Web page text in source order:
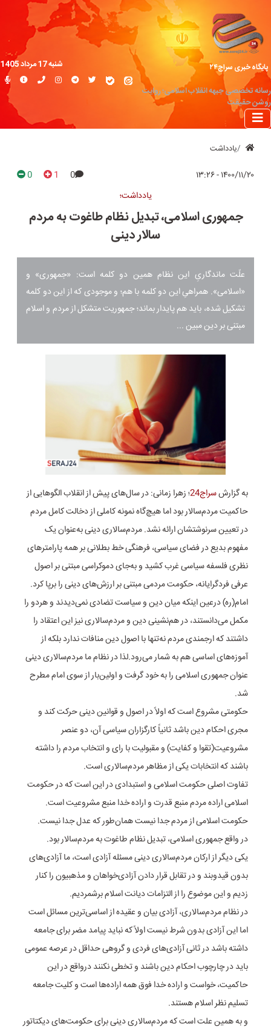
پایگاه خبری سراج۲۴
رسانه تخصصی جبهه انقلاب اسلامی؛ روایت
روشن حقیقت
شنبه 17 مرداد 1405
یادداشت
۱۴۰۰/۱۱/۲۰ - ۱۳:۲۶ 0
1
0
یادداشت؛
جمهوری اسلامی، تبدیل نظام طاغوت به مردم‌
سالار دینی
علّت ماندگاریِ این نظام همین دو کلمه است: «جمهوری» و
«اسلامی». همراهیِ این دو کلمه با هم؛ و موجودی که از این دو کلمه
تشکیل شده، باید هم پایدار بماند؛ جمهوریت متشکل از مردم و اسلام
مبتنی بر دین مبین ...
به گزارشسراج24
؛ زهرا زمانی: در سال‌های پیش‌ از انقلاب الگوهایی از
حاکمیت مردم‌سالار بود اما هیچ‌گاه نمونه کاملی از دخالت کامل مردم
در تعیین سرنوشتشان ارائه نشد. مردم‌سالاری دینی به‌عنوان یک
مفهوم بدیع در فضای سیاسی، فرهنگی خط بطلانی بر همه پارامترهای
نظری فلسفه سیاسی غرب کشید و به‌جای دموکراسی مبتنی بر اصول
عرفی فردگرایانه، حکومت مردمی مبتنی بر ارزش‌های دینی را برپا کرد.
امام(ره) درعین اینکه میان دین و سیاست تضادی نمی‌دیدند و هردو را
مکمل می‌دانستند، در هم‌نشینی دین و مردم‌سالاری نیز این اعتقاد را
داشتند که ارجمندی مردم نه‌تنها با اصول دین منافات ندارد بلکه از
آموزه‌های اساسی هم به شمار می‌رود.لذا در نظام ما مردم‌سالاری دینی
عنوان جمهوری اسلامی را به خود گرفت و اولین‌بار از سوی امام مطرح
شد.
حکومتی مشروع است که اولاً در اصول و قوانین دینی حرکت کند و
مجری احکام دین باشد ثانیاً کارگزاران سیاسی آن، دو عنصر
مشروعیت(تقوا و کفایت) و مقبولیت با رای و انتخاب مردم را داشته
باشند که انتخابات یکی از مظاهر مردم‌سالاری است.
تفاوت اصلی حکومت اسلامی و استبدادی در این است که در حکومت
اسلامی اراده مردم منبع قدرت و اراده خدا منبع مشروعیت است.
حکومت اسلامی از مردم جدا نیست همان‌طور که عدل جدا نیست.
در واقع جمهوری اسلامی، تبدیل نظام طاغوت به مردم‌سالار بود.
یکی دیگر از ارکان مردم‌سالاری دینی مسئله آزادی است، ما آزادی‌های
بدون قیدوبند و در تقابل قرار دادن آزادی‌خواهان و مذهبیون را کنار
زدیم و این موضوع را از التزامات دیانت اسلام برشمردیم.
در نظام مردم‌سالاری، آزادی بیان و عقیده از اساسی‌ترین مسائل است
اما این آزادی بدون شرط نیست اولاً که نباید پیامد مضر برای جامعه
داشته باشد در ثانی آزادی‌های فردی و گروهی حداقل در عرصه عمومی
باید در چارچوب احکام دین باشند و تخطی نکنند درواقع در این
حاکمیت، خواست و اراده خدا فوق همه اراده‌ها است و کلیت جامعه
تسلیم نظر اسلام هستند.
و به همین علت است که مردم‌سالاری دینی برای حکومت‌های دیکتاتور